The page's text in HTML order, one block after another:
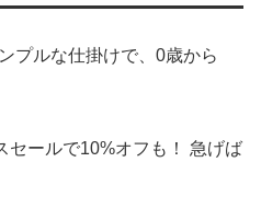
プルな仕掛けで、0歳から
セールで10%オフも！ 急げば